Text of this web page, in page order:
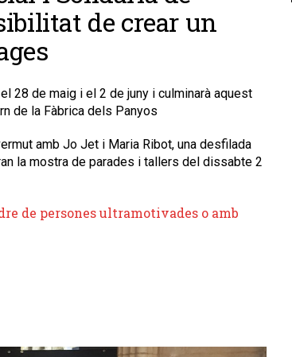
de crear un
28 de maig i el 2 de juny i culminarà aquest
de la Fàbrica dels Panyos
amb Jo Jet i Maria Ribot, una desfilada
la mostra de parades i tallers del dissabte 2
de persones ultramotivades o amb